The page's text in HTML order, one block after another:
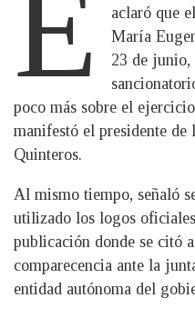
aclaró que
María
23 de junio,
poco más sobre el
manifestó el presidente
Quinteros.
Al mismo tiempo, señaló
utilizado los logos
publicación donde se citó
comparecencia ante la
entidad autónoma del